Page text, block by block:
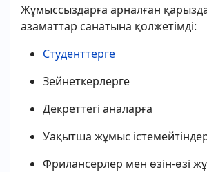
Жұмыссыздарға арналған
азаматтар санатына қолжетімді:
Студенттерге
Зейнеткерлерге
Декреттегі аналарға
Уақытша жұмыс
Фрилансерлер мен өзін-өзі